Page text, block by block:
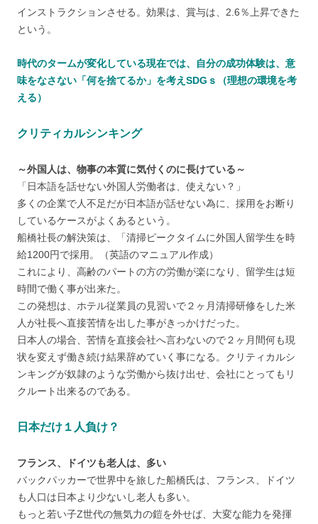
インストラクションさせる。効果は、賞与は、2.6％上昇できた
という。
時代のタームが変化している現在では、自分の成功体験は、意
味をなさない「何を捨てるか」を考えSDGｓ（理想の環境を考
える）
クリティカルシンキング
～外国人は、物事の本質に気付くのに長けている～
「日本語を話せない外国人労働者は、使えない？」
多くの企業で人不足だが日本語が話せない為に、採用をお断り
しているケースがよくあるという。
船橋社長の解決策は、「清掃ピークタイムに外国人留学生を時
給1200円で採用。（英語のマニュアル作成）
これにより、高齢のパートの方の労働が楽になり、留学生は短
時間で働く事が出来た。
この発想は、ホテル従業員の見習いで２ヶ月清掃研修をした米
人が社長へ直接苦情を出した事がきっかけだった。
日本人の場合、苦情を直接会社へ言わないので２ヶ月間何も現
状を変えず働き続け結果辞めていく事になる。クリティカルシ
ンキングが奴隷のような労働から抜け出せ、会社にとってもリ
クルート出来るのである。
日本だけ１人負け？
フランス、ドイツも老人は、多い
バックパッカーで世界中を旅した船橋氏は、フランス、ドイツ
も人口は日本より少ないし老人も多い。
もっと若い子Z世代の無気力の鎧を外せば、大変な能力を発揮